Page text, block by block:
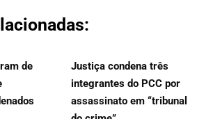
de
Justiça condena três
integrantes do PCC por
assassinato em “tribunal